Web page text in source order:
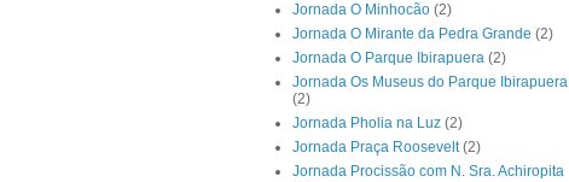
Jornada O Minhocão (2)
Jornada O Mirante da Pedra Grande (2)
Jornada O Parque Ibirapuera (2)
Jornada Os Museus do Parque Ibirapuera
(2)
Jornada Pholia na Luz (2)
Jornada Praça Roosevelt (2)
Jornada Procissão com N. Sra. Achiropita